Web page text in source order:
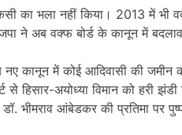
का भला नहीं किया। 2013 में
ने अब वक्फ बोर्ड के कानून में
कानून में कोई आदिवासी की जमीन
से हिसार-अयोध्या विमान को हरी
भीमराव आंबेडकर की प्रतिमा पर